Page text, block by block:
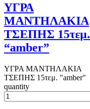
ΥΓΡΑ
ΜΑΝΤΗΛΑΚΙΑ
ΤΣΕΠΗΣ 15τεμ.
“amber”
ΥΓΡΑ ΜΑΝΤΗΛΑΚΙΑ
ΤΣΕΠΗΣ 15τεμ. "amber"
quantity